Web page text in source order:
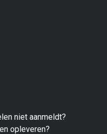
niet aanmeldt?
opleveren?